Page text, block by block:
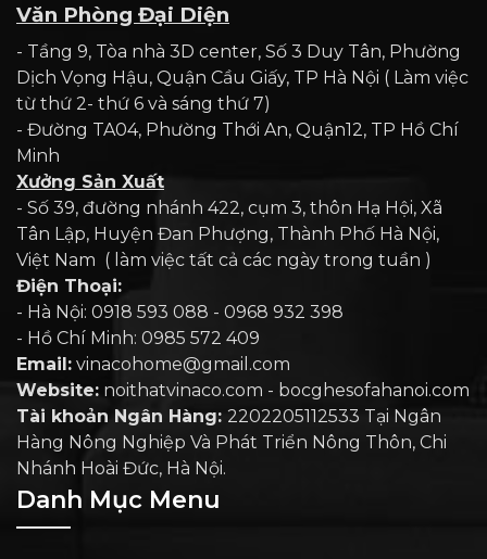
Văn Phòng Đại Diện
- Tầng 9, Tòa nhà 3D center, Số 3 Duy Tân, Phường
Dịch Vọng Hậu, Quận Cầu Giấy, TP Hà Nội ( Làm việc
từ thứ 2- thứ 6 và sáng thứ 7)
- Đường TA04, Phường Thới An, Quận12, TP Hồ Chí
Minh
Xưởng Sản Xuất
- Số 39, đường nhánh 422, cụm 3, thôn Hạ Hội, Xã
Tân Lập, Huyện Đan Phượng, Thành Phố Hà Nội,
Việt Nam ( làm việc tất cả các ngày trong tuần )
Điện Thoại:
- Hà Nội: 0918 593 088 - 0968 932 398
- Hồ Chí Minh: 0985 572 409
Email: vinacohome@gmail.com
Website: noithatvinaco.com - bocghesofahanoi.com
Tài khoản Ngân Hàng: 2202205112533 Tại Ngân
Hàng Nông Nghiệp Và Phát Triển Nông Thôn, Chi
Nhánh Hoài Đức, Hà Nội.
Danh Mục Menu